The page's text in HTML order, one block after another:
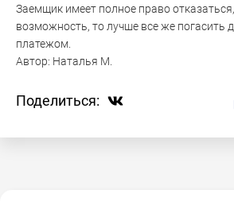
Заемщик имеет полное право
возможность, то лучше все же погасить
платежом.
Автор: Наталья М.
Поделиться: